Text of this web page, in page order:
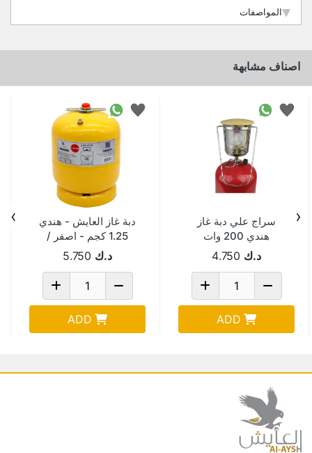
المواصفات
اصناف مشابهة
سراج علي دبة غاز
هندي 200 وات
/522119
د.ك 4.750
ADD
دبة غاز العايش - هندي
1.25 كجم - اصفر /
101119Y
د.ك 5.750
ADD
‹
›